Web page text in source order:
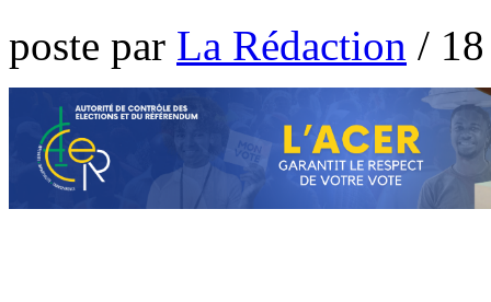
poste par La Rédaction /